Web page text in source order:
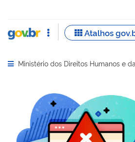
Abrir menu principal de navegação
Ministério dos Direitos Humanos e